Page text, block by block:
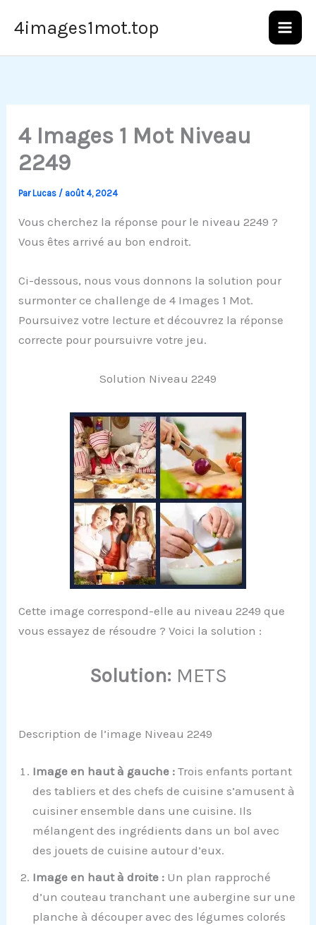
4images1mot.top
4 Images 1 Mot Niveau
2249
ParLucas / août 4, 2024
Vous cherchez la réponse pour le niveau 2249 ?
Vous êtes arrivé au bon endroit.
Ci-dessous, nous vous donnons la solution pour
surmonter ce challenge de 4 Images 1 Mot.
Poursuivez votre lecture et découvrez la réponse
correcte pour poursuivre votre jeu.
Solution Niveau 2249
Cette image correspond-elle au niveau 2249 que
vous essayez de résoudre ? Voici la solution :
Solution: METS
Description de l’image Niveau 2249
Image en haut à gauche : Trois enfants portant
des tabliers et des chefs de cuisine s’amusent à
cuisiner ensemble dans une cuisine. Ils
mélangent des ingrédients dans un bol avec
des jouets de cuisine autour d’eux.
Image en haut à droite : Un plan rapproché
d’un couteau tranchant une aubergine sur une
planche à découper avec des légumes colorés